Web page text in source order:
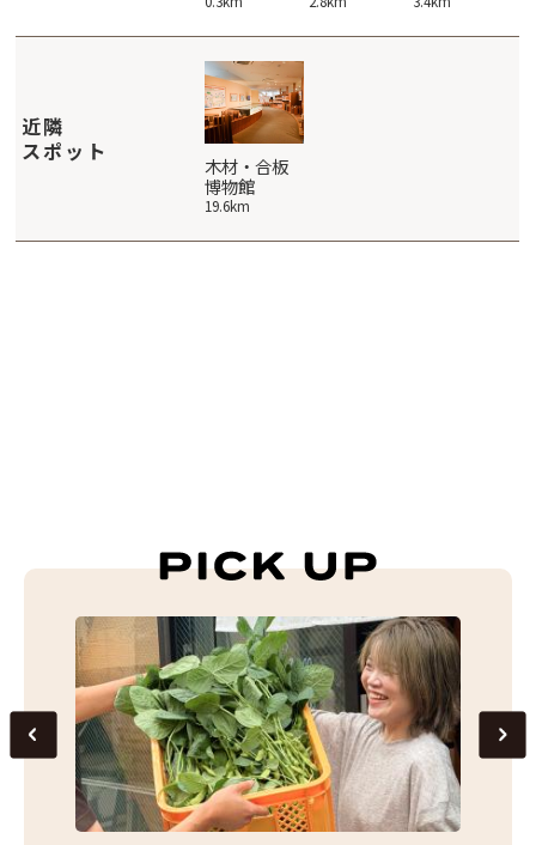
近隣
スポット
木材・合板
博物館
19.6km